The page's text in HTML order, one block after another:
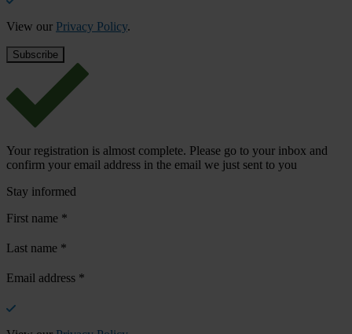
View our Privacy Policy.
Your registration is almost complete. Please go to your inbox and
confirm your email address in the email we just sent to you
Stay informed
First name *
Last name *
Email address *